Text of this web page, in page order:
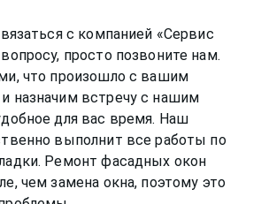
с компанией «Сервис
просто позвоните нам.
что произошло с вашим
и назначим встречу с нашим
для вас время. Наш
выполнит все работы по
Ремонтфасадных окон
чем замена окна, поэтому это